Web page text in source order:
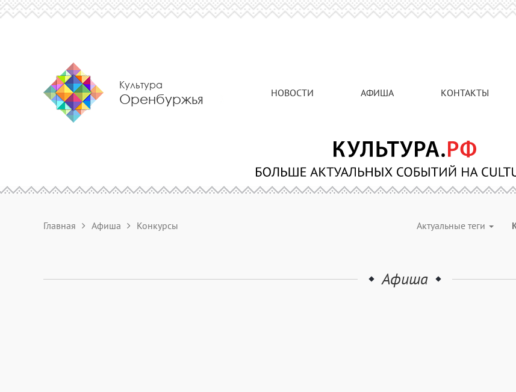
Культура
Оренбуржья НОВОСТИ АФИША КОНТАКТЫ
Главная Афиша Конкурсы Актуальные теги
Афиша